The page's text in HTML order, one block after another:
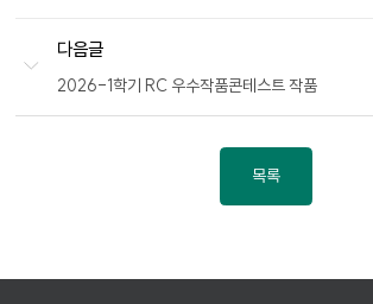
다음글
2026-1학기 RC 우수작품콘테스트 작품
목록